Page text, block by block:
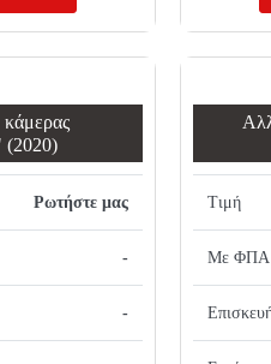
(2020)
Ρωτήστε μας
-
-
Τιμή
Με ΦΠΑ